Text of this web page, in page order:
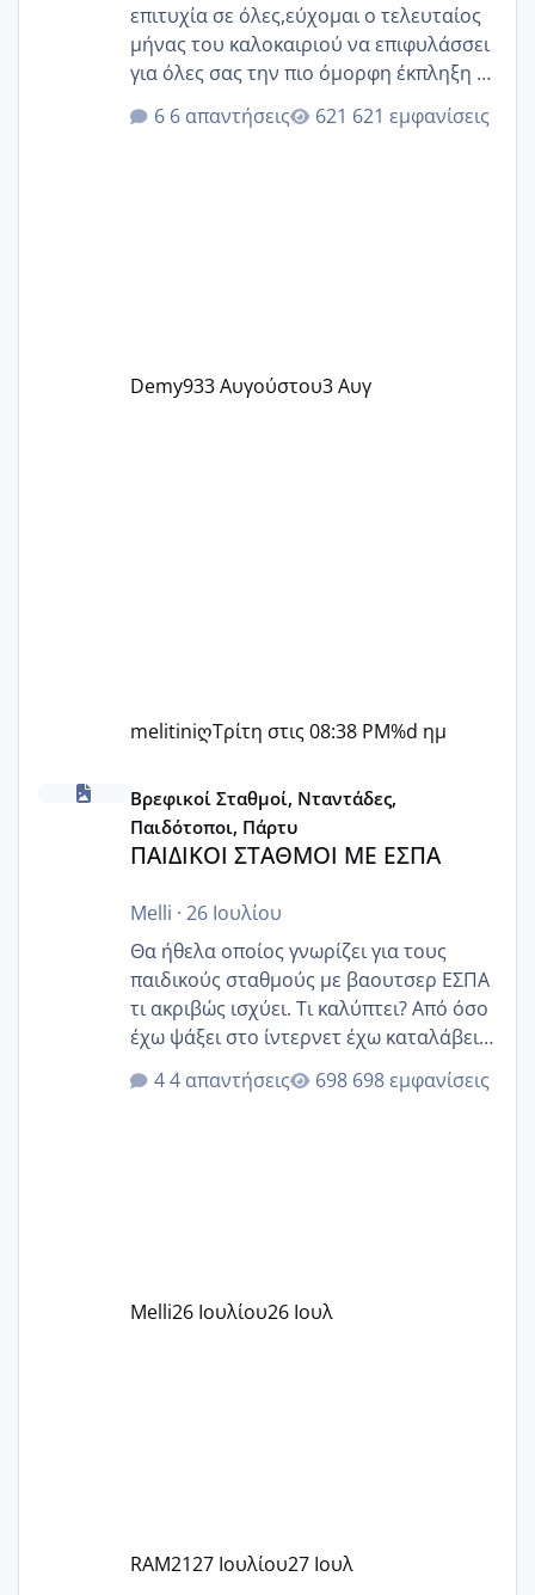
επιτυχία σε όλες,εύχομαι ο τελευταίος
μήνας του καλοκαιριού να επιφυλάσσει
για όλες σας την πιο όμορφη έκπληξη 🧿
@Elk @Melikara86 @Παρασκευαιδου
@Zenia z @melitiniღ @Christi.D.
6 απαντήσεις 621 εμφανίσεις
Demy933 Αυγούστου3 Αυγ
melitiniღΤρίτη στις 08:38 PM%d ημ
ΠΑΙΔΙΚΟΙ ΣΤΑΘΜΟΙ ΜΕ ΕΣΠΑ
Βρεφικοί Σταθμοί, Νταντάδες,
Παιδότοποι, Πάρτυ
ΠΑΙΔΙΚΟΙ ΣΤΑΘΜΟΙ ΜΕ ΕΣΠΑ
Melli · 26 Ιουλίου
Θα ήθελα οποίος γνωρίζει για τους
παιδικούς σταθμούς με βαουτσερ ΕΣΠΑ
τι ακριβώς ισχύει. Τι καλύπτει? Από όσο
έχω ψάξει στο ίντερνετ έχω καταλάβει
ότι το βαουτσερ καλύπτει όλα τα
δίδακτρα και τα τροφεια του ιδιωτικού
Εγώ πήγα σε έναν ιδιωτικό παιδικό στ
4 απαντήσεις 698 εμφανίσεις
Melli26 Ιουλίου26 Ιουλ
RAM2127 Ιουλίου27 Ιουλ